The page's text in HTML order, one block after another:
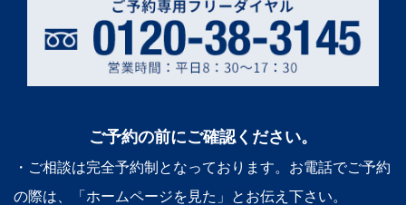
ご予約の前にご確認ください。
・ご相談は完全予約制となっております。お電話でご予約
の際は、「ホームページを見た」とお伝え下さい。